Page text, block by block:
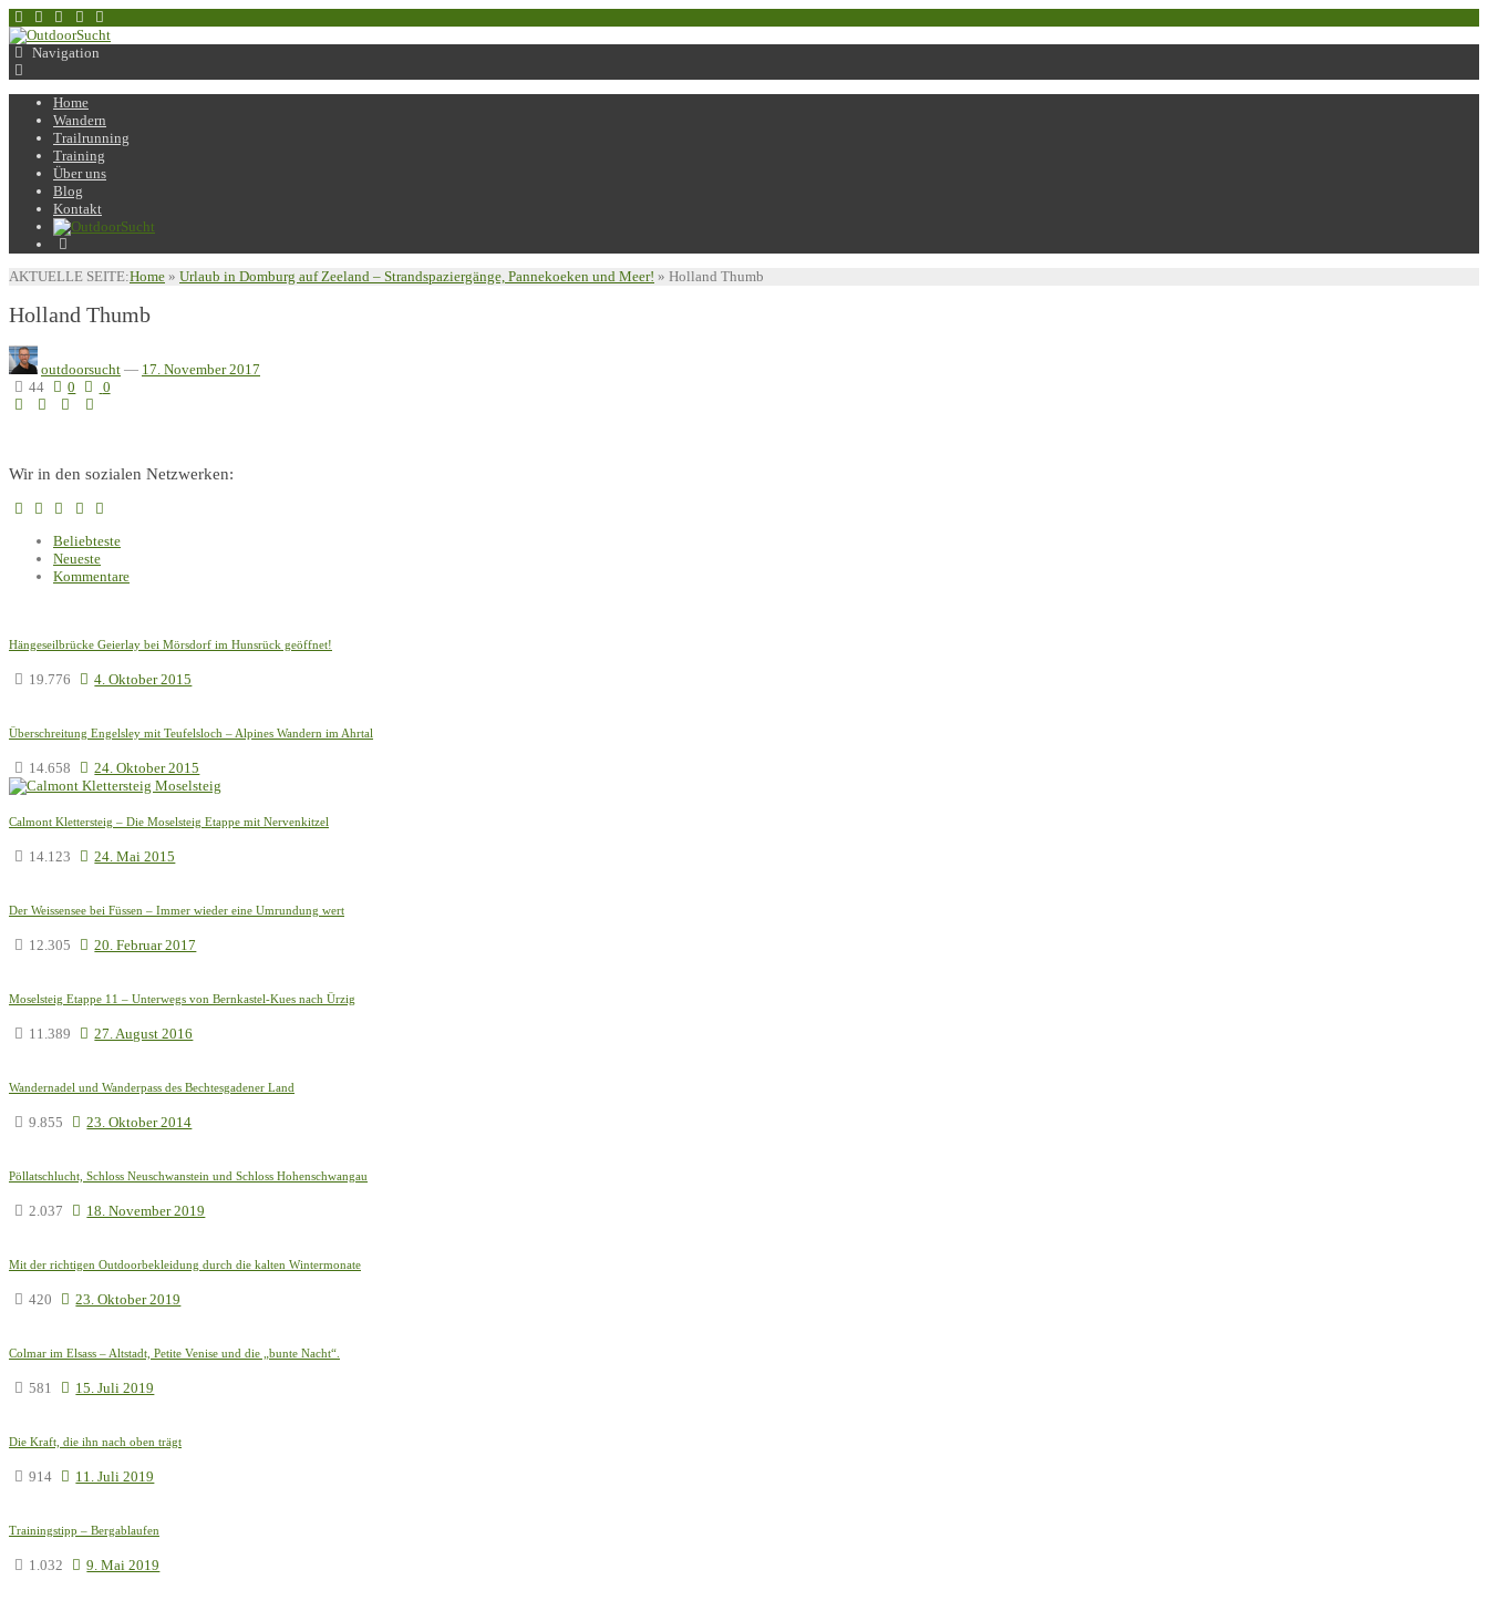
Navigation
Home
Wandern
Trailrunning
Training
Über uns
Blog
Kontakt
AKTUELLE SEITE:Home » Urlaub in Domburg auf Zeeland – Strandspaziergänge, Pannekoeken und Meer! » Holland Thumb
Holland Thumb
outdoorsucht — 17. November 2017
44
0 0
Wir in den sozialen Netzwerken:
Beliebteste
Neueste
Kommentare
Hängeseilbrücke Geierlay bei Mörsdorf im Hunsrück geöffnet!
19.776 4. Oktober 2015
Überschreitung Engelsley mit Teufelsloch – Alpines Wandern im Ahrtal
14.658 24. Oktober 2015
Calmont Klettersteig – Die Moselsteig Etappe mit Nervenkitzel
14.123 24. Mai 2015
Der Weissensee bei Füssen – Immer wieder eine Umrundung wert
12.305 20. Februar 2017
Moselsteig Etappe 11 – Unterwegs von Bernkastel-Kues nach Ürzig
11.389 27. August 2016
Wandernadel und Wanderpass des Bechtesgadener Land
9.855 23. Oktober 2014
Pöllatschlucht, Schloss Neuschwanstein und Schloss Hohenschwangau
2.037 18. November 2019
Mit der richtigen Outdoorbekleidung durch die kalten Wintermonate
420 23. Oktober 2019
Colmar im Elsass – Altstadt, Petite Venise und die „bunte Nacht“.
581 15. Juli 2019
Die Kraft, die ihn nach oben trägt
914 11. Juli 2019
Trainingstipp – Bergablaufen
1.032 9. Mai 2019